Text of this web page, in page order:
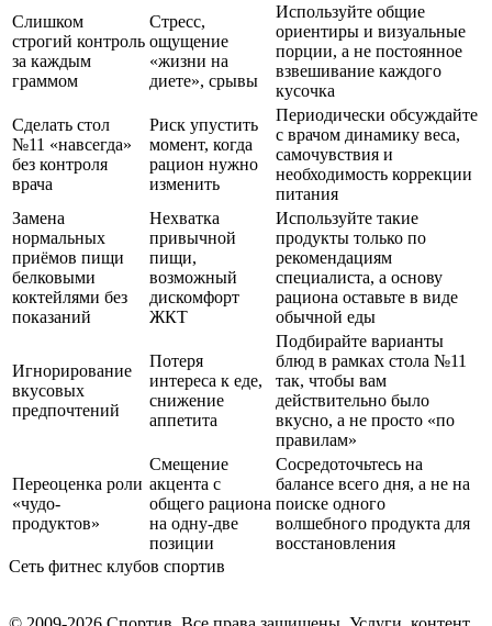
Слишком
строгий контроль
за каждым
граммом
Стресс,
ощущение
«жизни на
диете», срывы
Используйте общие
ориентиры и визуальные
порции, а не постоянное
взвешивание каждого
кусочка
Сделать стол
№11 «навсегда»
без контроля
врача
Риск упустить
момент, когда
рацион нужно
изменить
Периодически обсуждайте
с врачом динамику веса,
самочувствия и
необходимость коррекции
питания
Замена
нормальных
приёмов пищи
белковыми
коктейлями без
показаний
Нехватка
привычной
пищи,
возможный
дискомфорт
ЖКТ
Используйте такие
продукты только по
рекомендациям
специалиста, а основу
рациона оставьте в виде
обычной еды
Игнорирование
вкусовых
предпочтений
Потеря
интереса к еде,
снижение
аппетита
Подбирайте варианты
блюд в рамках стола №11
так, чтобы вам
действительно было
вкусно, а не просто «по
правилам»
Переоценка роли
«чудо-
продуктов»
Смещение
акцента с
общего рациона
на одну-две
позиции
Сосредоточьтесь на
балансе всего дня, а не на
поиске одного
волшебного продукта для
восстановления
Сеть фитнес клубов спортив